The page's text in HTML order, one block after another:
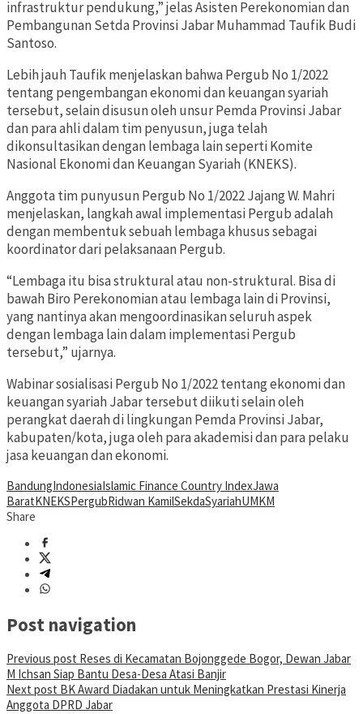
infrastruktur pendukung,” jelas Asisten Perekonomian dan
Pembangunan Setda Provinsi Jabar Muhammad Taufik Budi
Santoso.
Lebih jauh Taufik menjelaskan bahwa Pergub No 1/2022
tentang pengembangan ekonomi dan keuangan syariah
tersebut, selain disusun oleh unsur Pemda Provinsi Jabar
dan para ahli dalam tim penyusun, juga telah
dikonsultasikan dengan lembaga lain seperti Komite
Nasional Ekonomi dan Keuangan Syariah (KNEKS).
Anggota tim punyusun Pergub No 1/2022 Jajang W. Mahri
menjelaskan, langkah awal implementasi Pergub adalah
dengan membentuk sebuah lembaga khusus sebagai
koordinator dari pelaksanaan Pergub.
“Lembaga itu bisa struktural atau non-struktural. Bisa di
bawah Biro Perekonomian atau lembaga lain di Provinsi,
yang nantinya akan mengoordinasikan seluruh aspek
dengan lembaga lain dalam implementasi Pergub
tersebut,” ujarnya.
Wabinar sosialisasi Pergub No 1/2022 tentang ekonomi dan
keuangan syariah Jabar tersebut diikuti selain oleh
perangkat daerah di lingkungan Pemda Provinsi Jabar,
kabupaten/kota, juga oleh para akademisi dan para pelaku
jasa keuangan dan ekonomi.
BandungIndonesiaIslamic Finance Country IndexJawa
BaratKNEKSPergubRidwan KamilSekdaSyariahUMKM
Share
Post navigation
Previous post Reses di Kecamatan Bojonggede Bogor, Dewan Jabar
M Ichsan Siap Bantu Desa-Desa Atasi Banjir
Next post BK Award Diadakan untuk Meningkatkan Prestasi Kinerja
Anggota DPRD Jabar